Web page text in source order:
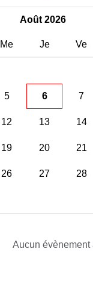
Août 2026
Me Je Ve
5 6 7
12 13 14
19 20 21
26 27 28
Aucun évènement